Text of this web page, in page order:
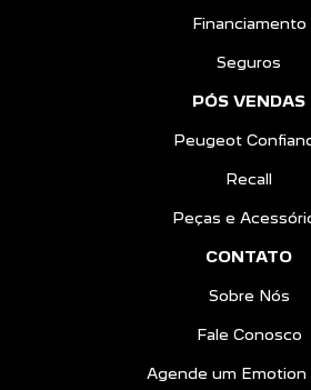
Financiamento
Seguros
PÓS VENDAS
Peugeot
Recall
Peças e
CONTATO
Sobre Nós
Fale Conosco
Agende um Emotion